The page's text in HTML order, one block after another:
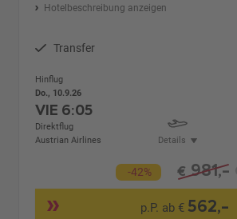
Hotelbeschreibung anzeigen
Transfer
Hinflug
Do., 10.9.26
VIE 6:05
Direktflug
Austrian Airlines
Details
-42% € 981,-
p.P. ab € 562,-